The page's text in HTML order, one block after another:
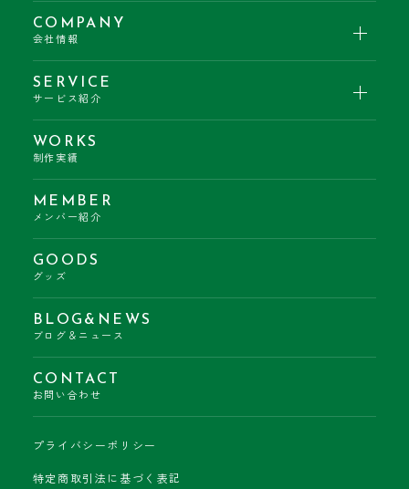
COMPANY
会社情報
SERVICE
サービス紹介
WORKS
制作実績
MEMBER
メンバー紹介
GOODS
グッズ
BLOG&NEWS
ブログ＆ニュース
CONTACT
お問い合わせ
プライバシーポリシー
特定商取引法に基づく表記